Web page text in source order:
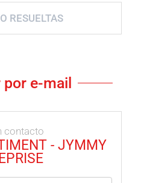
RESUELTAS
por e-mail
contacto
- JYMMY